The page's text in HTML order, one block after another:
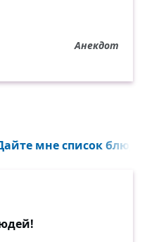
Анекдот
мне список